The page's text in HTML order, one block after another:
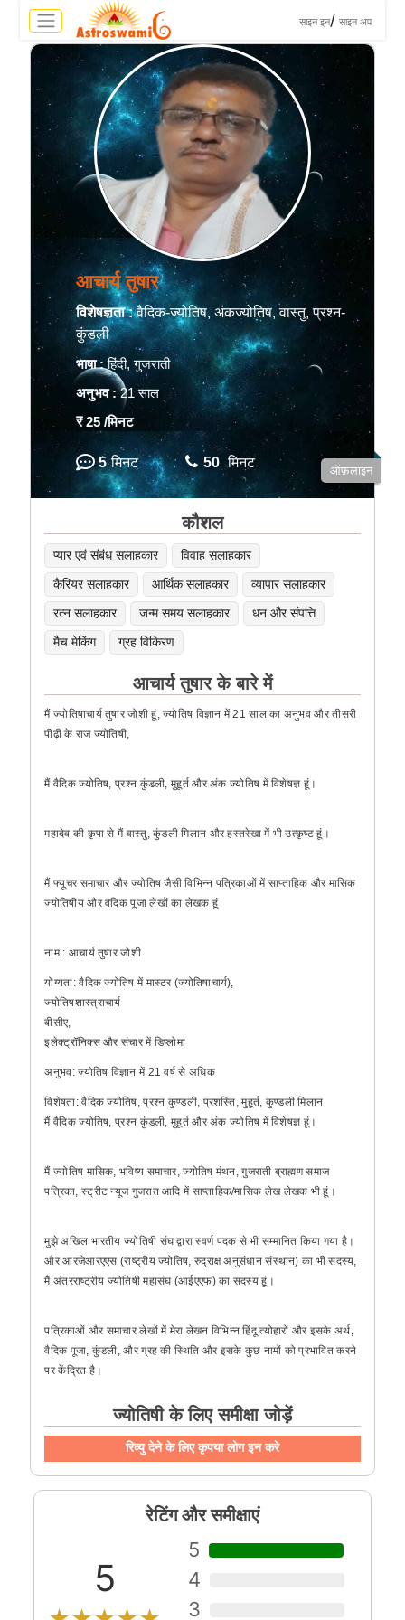
साइन इन/ साइन अप
आचार्य तुषार
विशेषज्ञता :वैदिक-ज्योतिष, अंकज्योतिष, वास्तु, प्रश्न-
कुंडली
भाषा :हिंदी, गुजराती
अनुभव :21 साल
₹ 25/मिनट
5 मिनट 50 मिनट
ऑफ़लाइन
कौशल
प्यार एवं संबंध सलाहकार
विवाह सलाहकार
कैरियर सलाहकार
आर्थिक सलाहकार
व्यापार सलाहकार
रत्न सलाहकार
जन्म समय सलाहकार
धन और संपत्ति
मैच मेकिंग
ग्रह विकिरण
आचार्य तुषार के बारे में
मैं ज्योतिषाचार्य तुषार जोशी हूं, ज्योतिष विज्ञान में 21 साल का अनुभव और तीसरी
पीढ़ी के राज ज्योतिषी,
मैं वैदिक ज्योतिष, प्रश्न कुंडली, मुहूर्त और अंक ज्योतिष में विशेषज्ञ हूं।
महादेव की कृपा से मैं वास्तु, कुंडली मिलान और हस्तरेखा में भी उत्कृष्ट हूं।
मैं फ्यूचर समाचार और ज्योतिष जैसी विभिन्न पत्रिकाओं में साप्ताहिक और मासिक
ज्योतिषीय और वैदिक पूजा लेखों का लेखक हूं
नाम : आचार्य तुषार जोशी
योग्यता: वैदिक ज्योतिष में मास्टर (ज्योतिषाचार्य),
ज्योतिषशास्त्राचार्य
बीसीए,
इलेक्ट्रॉनिक्स और संचार में डिप्लोमा
अनुभव: ज्योतिष विज्ञान में 21 वर्ष से अधिक
विशेषता: वैदिक ज्योतिष, प्रश्न कुण्डली, प्रशस्ति, मुहूर्त, कुण्डली मिलान
मैं वैदिक ज्योतिष, प्रश्न कुंडली, मुहूर्त और अंक ज्योतिष में विशेषज्ञ हूं।
मैं ज्योतिष मासिक, भविष्य समाचार, ज्योतिष मंथन, गुजराती ब्राह्मण समाज
पत्रिका, स्ट्रीट न्यूज गुजरात आदि में साप्ताहिक/मासिक लेख लेखक भी हूं।
मुझे अखिल भारतीय ज्योतिषी संघ द्वारा स्वर्ण पदक से भी सम्मानित किया गया है।
और आरजेआरएएस (राष्ट्रीय ज्योतिष, रुद्राक्ष अनुसंधान संस्थान) का भी सदस्य,
मैं अंतरराष्ट्रीय ज्योतिषी महासंघ (आईएएफ) का सदस्य हूं।
पत्रिकाओं और समाचार लेखों में मेरा लेखन विभिन्न हिंदू त्योहारों और इसके अर्थ,
वैदिक पूजा, कुंडली, और ग्रह की स्थिति और इसके कुछ नामों को प्रभावित करने
पर केंद्रित है।
ज्योतिषी के लिए समीक्षा जोड़ें
रिव्यु देने के लिए कृपया लोग इन करे
रेटिंग और समीक्षाएं
5
5
4
3